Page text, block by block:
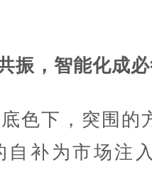
振，智能化成
下，突围的
自补为市场注